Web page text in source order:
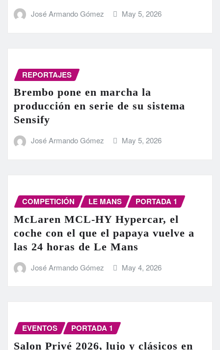
José Armando Gómez May 5, 2026
REPORTAJES
Brembo pone en marcha la
producción en serie de su sistema
Sensify
José Armando Gómez May 5, 2026
COMPETICIÓN LE MANS PORTADA 1
McLaren MCL-HY Hypercar, el
coche con el que el papaya vuelve a
las 24 horas de Le Mans
José Armando Gómez May 4, 2026
EVENTOS PORTADA 1
Salon Privé 2026, lujo y clásicos en